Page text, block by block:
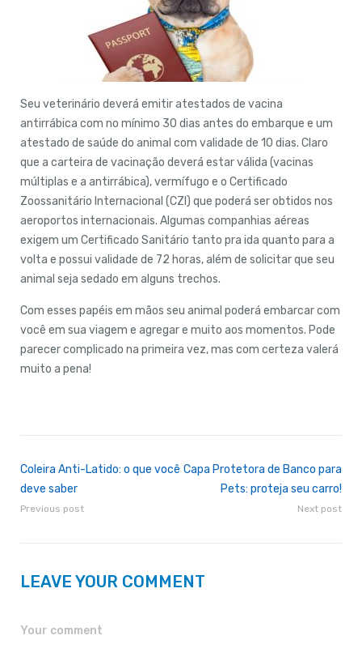
Seu veterinário deverá emitir atestados de vacina
antirrábica com no mínimo 30 dias antes do embarque e um
atestado de saúde do animal com validade de 10 dias. Claro
que a carteira de vacinação deverá estar válida (vacinas
múltiplas e a antirrábica), vermífugo e o Certificado
Zoossanitário Internacional (CZI) que poderá ser obtidos nos
aeroportos internacionais. Algumas companhias aéreas
exigem um Certificado Sanitário tanto pra ida quanto para a
volta e possui validade de 72 horas, além de solicitar que seu
animal seja sedado em alguns trechos.
Com esses papéis em mãos seu animal poderá embarcar com
você em sua viagem e agregar e muito aos momentos. Pode
parecer complicado na primeira vez, mas com certeza valerá
muito a pena!
Coleira Anti-Latido: o que você
deve saber
Previous post
Capa Protetora de Banco para
Pets: proteja seu carro!
Next post
LEAVE YOUR COMMENT